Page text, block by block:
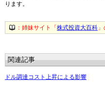
ります。
：姉妹サイト「 株式投資大百科
関連記事
ドル調達コスト上昇による影響